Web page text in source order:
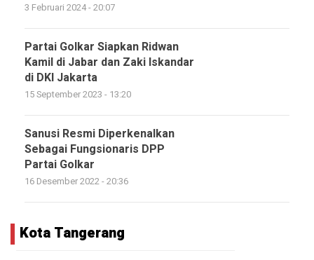
3 Februari 2024 - 20:07
Partai Golkar Siapkan Ridwan
Kamil di Jabar dan Zaki Iskandar
di DKI Jakarta
15 September 2023 - 13:20
Sanusi Resmi Diperkenalkan
Sebagai Fungsionaris DPP
Partai Golkar
16 Desember 2022 - 20:36
Kota Tangerang